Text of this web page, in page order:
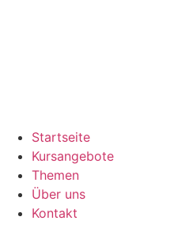
Startseite
Kursangebote
Themen
Über uns
Kontakt